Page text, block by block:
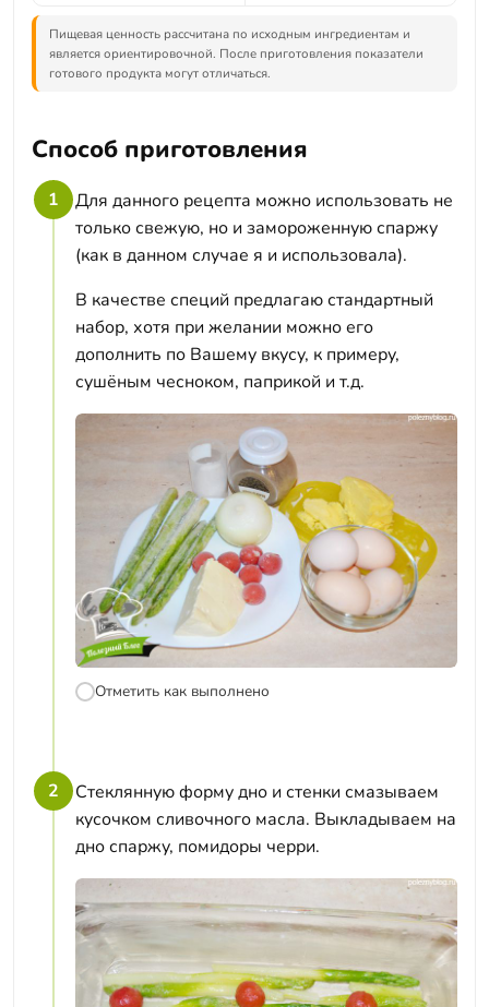
Пищевая ценность рассчитана по исходным ингредиентам и
является ориентировочной. После приготовления показатели
готового продукта могут отличаться.
Способ приготовления
1
Для данного рецепта можно использовать не
только свежую, но и замороженную спаржу
(как в данном случае я и использовала).
В качестве специй предлагаю стандартный
набор, хотя при желании можно его
дополнить по Вашему вкусу, к примеру,
сушёным чесноком, паприкой и т.д.
Отметить как выполнено
2
Стеклянную форму дно и стенки смазываем
кусочком сливочного масла. Выкладываем на
дно спаржу, помидоры черри.